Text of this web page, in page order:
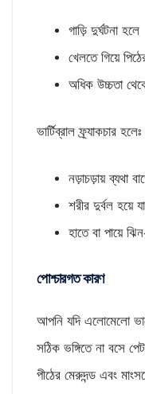
গাড়ি দুর্ঘটনা হলে
খেলতে গিয়ে
অধিক উচ্চতা
ভার্টিব্রাল ফ্র্যাকচার হলেঃ
নড়াচড়ায় ব্যথা
শরীর দুর্বল হয়ে
হাতে বা পায়ে
পোশ্চারগত কারণ
আপনি যদি এলোমেলো
সঠিক ভঙ্গিতে না বসে
পীঠের মেরুদন্ড এবং